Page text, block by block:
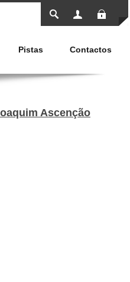
Pistas Contactos
Ascenção